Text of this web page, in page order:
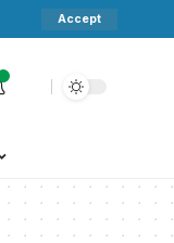
Accept